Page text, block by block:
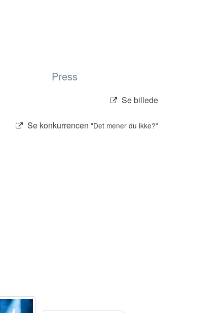
Press
Se billede
Se konkurrencen "Det mener du ikke?"